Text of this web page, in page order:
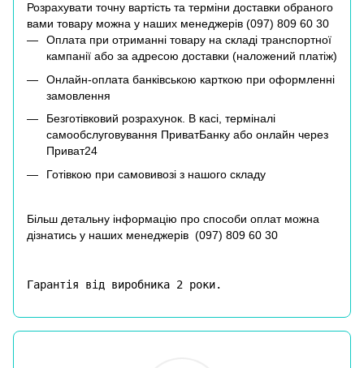
Розрахувати точну вартість та терміни доставки обраного
вами товару можна у наших менеджерів (097) 809 60 30
Оплата при отриманні товару на складі транспортної
кампанії або за адресою доставки (наложений платіж)
Онлайн-оплата банківською карткою при оформленні
замовлення
Безготівковий розрахунок. В касі, терміналі
самообслуговування ПриватБанку або онлайн через
Приват24
Готівкою при самовивозі з нашого складу
Більш детальну інформацію про способи оплат можна
дізнатись у наших менеджерів (097) 809 60 30
Гарантія від виробника 2 роки.